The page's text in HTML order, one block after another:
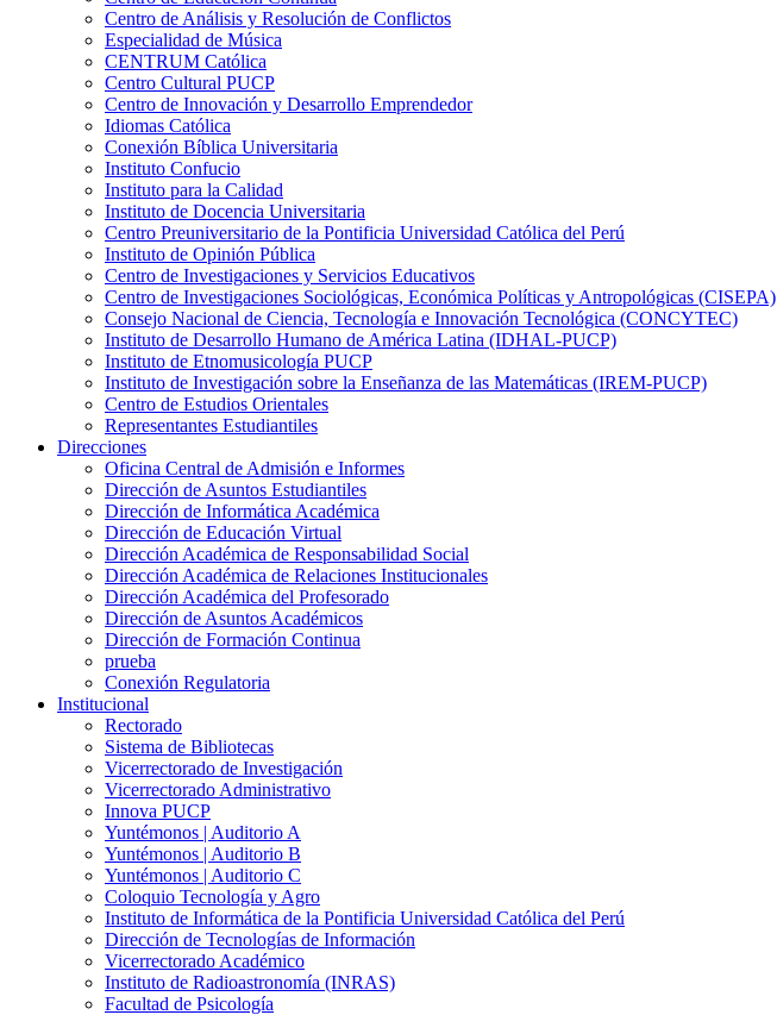
Centro de Análisis y Resolución de Conflictos
Especialidad de Música
CENTRUM Católica
Centro Cultural PUCP
Centro de Innovación y Desarrollo Emprendedor
Idiomas Católica
Conexión Bíblica Universitaria
Instituto Confucio
Instituto para la Calidad
Instituto de Docencia Universitaria
Centro Preuniversitario de la Pontificia Universidad Católica del Perú
Instituto de Opinión Pública
Centro de Investigaciones y Servicios Educativos
Centro de Investigaciones Sociológicas, Económica Políticas y Antropológicas (CISEPA)
Consejo Nacional de Ciencia, Tecnología e Innovación Tecnológica (CONCYTEC)
Instituto de Desarrollo Humano de América Latina (IDHAL-PUCP)
Instituto de Etnomusicología PUCP
Instituto de Investigación sobre la Enseñanza de las Matemáticas (IREM-PUCP)
Centro de Estudios Orientales
Representantes Estudiantiles
Direcciones
Oficina Central de Admisión e Informes
Dirección de Asuntos Estudiantiles
Dirección de Informática Académica
Dirección de Educación Virtual
Dirección Académica de Responsabilidad Social
Dirección Académica de Relaciones Institucionales
Dirección Académica del Profesorado
Dirección de Asuntos Académicos
Dirección de Formación Continua
prueba
Conexión Regulatoria
Institucional
Rectorado
Sistema de Bibliotecas
Vicerrectorado de Investigación
Vicerrectorado Administrativo
Innova PUCP
Yuntémonos | Auditorio A
Yuntémonos | Auditorio B
Yuntémonos | Auditorio C
Coloquio Tecnología y Agro
Instituto de Informática de la Pontificia Universidad Católica del Perú
Dirección de Tecnologías de Información
Vicerrectorado Académico
Instituto de Radioastronomía (INRAS)
Facultad de Psicología